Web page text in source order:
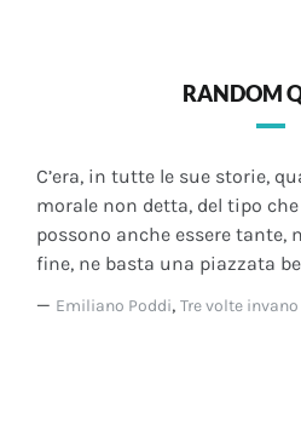
RANDOM
C’era, in tutte le sue storie,
morale non detta, del tipo
possono anche essere tante,
fine, ne basta una piazzata
— Emiliano Poddi, Tre volte invano